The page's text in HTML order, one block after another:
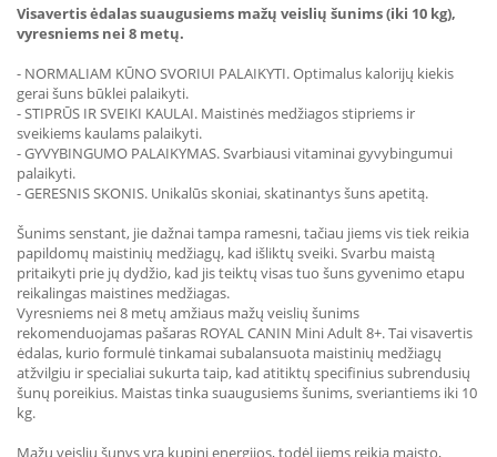
Visavertis ėdalas suaugusiems mažų veislių šunims (iki 10 kg),
vyresniems nei 8 metų.
- NORMALIAM KŪNO SVORIUI PALAIKYTI. Optimalus kalorijų kiekis
gerai šuns būklei palaikyti.
- STIPRŪS IR SVEIKI KAULAI. Maistinės medžiagos stipriems ir
sveikiems kaulams palaikyti.
- GYVYBINGUMO PALAIKYMAS. Svarbiausi vitaminai gyvybingumui
palaikyti.
- GERESNIS SKONIS. Unikalūs skoniai, skatinantys šuns apetitą.
Šunims senstant, jie dažnai tampa ramesni, tačiau jiems vis tiek reikia
papildomų maistinių medžiagų, kad išliktų sveiki. Svarbu maistą
pritaikyti prie jų dydžio, kad jis teiktų visas tuo šuns gyvenimo etapu
reikalingas maistines medžiagas.
Vyresniems nei 8 metų amžiaus mažų veislių šunims
rekomenduojamas pašaras ROYAL CANIN Mini Adult 8+. Tai visavertis
ėdalas, kurio formulė tinkamai subalansuota maistinių medžiagų
atžvilgiu ir specialiai sukurta taip, kad atitiktų specifinius subrendusių
šunų poreikius. Maistas tinka suaugusiems šunims, sveriantiems iki 10
kg.
Mažų veislių šunys yra kupini energijos, todėl jiems reikia maisto,